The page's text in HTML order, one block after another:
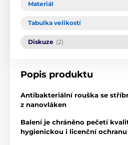
Materiál
Tabulka velikostí
Diskuze (2)
Popis produktu
Antibakteriální rouška se
z nanovláken
Balení je chráněno pečetí
hygienickou i licenční ochranu